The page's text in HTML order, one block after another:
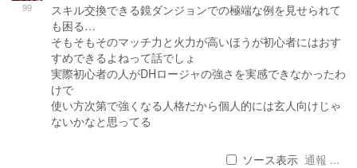
99
スキル交換できる鏡ダンジョンでの極端な例を見せられて
も困る…
そもそもそのマッチ力と火力が高いほうが初心者にはおす
すめできるよねって話でしょ
実際初心者の人がDHロージャの強さを実感できなかったわ
けで
使い方次第で強くなる人格だから個人的には玄人向けじゃ
ないかなと思ってる
ソース表示 通報 ...